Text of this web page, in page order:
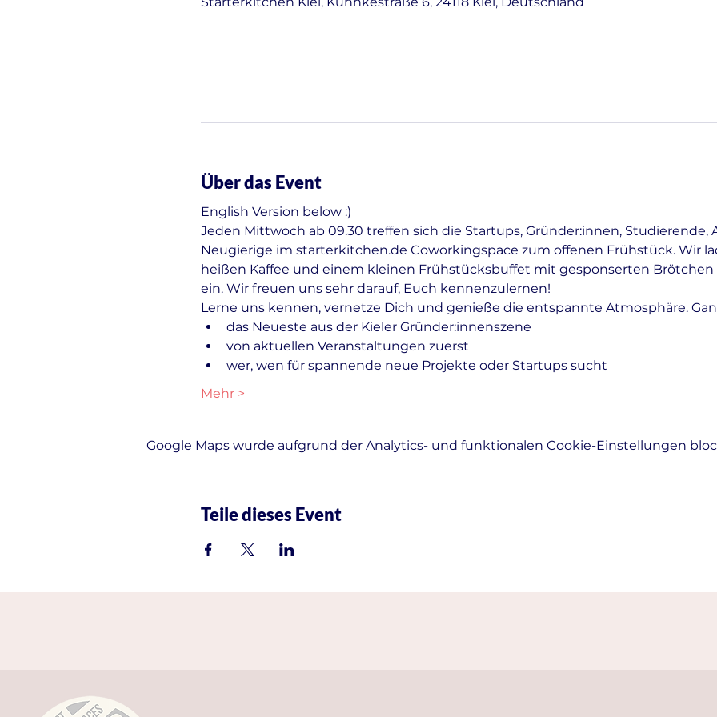
Über das Event
English Version below :)
Jeden Mittwoch ab 09.30 treffen sich die Startups, Gründer:innen, Studierende,
Neugierige im starterkitchen.de Coworkingspace zum offenen Frühstück. Wir
heißen Kaffee und einem kleinen Frühstücksbuffet mit gesponserten Brötchen
ein. Wir freuen uns sehr darauf, Euch kennenzulernen!
Lerne uns kennen, vernetze Dich und genieße die entspannte Atmosphäre.
das Neueste aus der Kieler Gründer:innenszene
von aktuellen Veranstaltungen zuerst
wer, wen für spannende neue Projekte oder Startups sucht
Mehr >
Google Maps wurde aufgrund der Analytics- und funktionalen Cookie-Einstellungen
Teile dieses Event